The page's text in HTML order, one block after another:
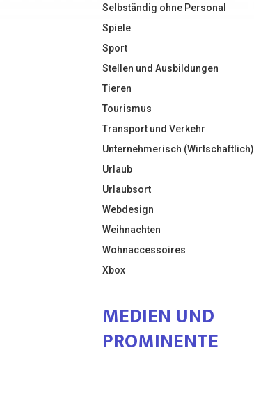
Selbständig ohne Personal
Spiele
Sport
Stellen und Ausbildungen
Tieren
Tourismus
Transport und Verkehr
Unternehmerisch (Wirtschaftlich)
Urlaub
Urlaubsort
Webdesign
Weihnachten
Wohnaccessoires
Xbox
MEDIEN UND
PROMINENTE